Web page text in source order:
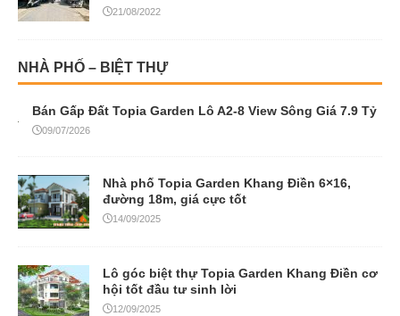
21/08/2022
NHÀ PHỐ – BIỆT THỰ
Bán Gấp Đất Topia Garden Lô A2-8 View Sông Giá 7.9 Tỷ
09/07/2026
Nhà phố Topia Garden Khang Điền 6×16,
đường 18m, giá cực tốt
14/09/2025
Lô góc biệt thự Topia Garden Khang Điền cơ
hội tốt đầu tư sinh lời
12/09/2025